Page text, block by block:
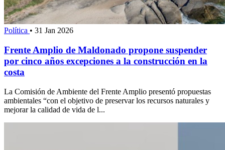
Política • 31 Jan 2026
Frente Amplio de Maldonado propone suspender
por cinco años excepciones a la construcción en la
costa
La Comisión de Ambiente del Frente Amplio presentó propuestas
ambientales “con el objetivo de preservar los recursos naturales y
mejorar la calidad de vida de l...